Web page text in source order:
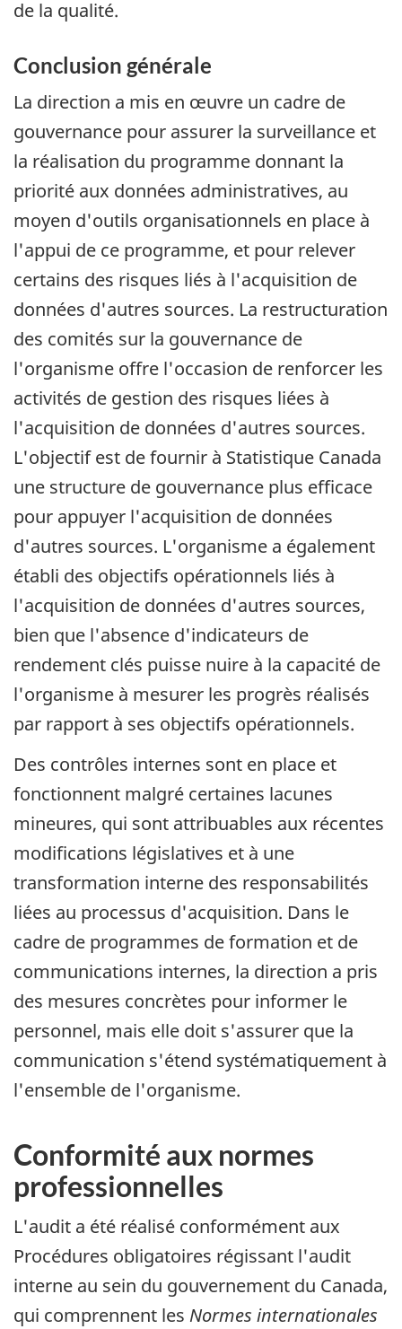
de la qualité.
Conclusion générale
La direction a mis en œuvre un cadre de
gouvernance pour assurer la surveillance et
la réalisation du programme donnant la
priorité aux données administratives, au
moyen d'outils organisationnels en place à
l'appui de ce programme, et pour relever
certains des risques liés à l'acquisition de
données d'autres sources. La restructuration
des comités sur la gouvernance de
l'organisme offre l'occasion de renforcer les
activités de gestion des risques liées à
l'acquisition de données d'autres sources.
L'objectif est de fournir à Statistique Canada
une structure de gouvernance plus efficace
pour appuyer l'acquisition de données
d'autres sources. L'organisme a également
établi des objectifs opérationnels liés à
l'acquisition de données d'autres sources,
bien que l'absence d'indicateurs de
rendement clés puisse nuire à la capacité de
l'organisme à mesurer les progrès réalisés
par rapport à ses objectifs opérationnels.
Des contrôles internes sont en place et
fonctionnent malgré certaines lacunes
mineures, qui sont attribuables aux récentes
modifications législatives et à une
transformation interne des responsabilités
liées au processus d'acquisition. Dans le
cadre de programmes de formation et de
communications internes, la direction a pris
des mesures concrètes pour informer le
personnel, mais elle doit s'assurer que la
communication s'étend systématiquement à
l'ensemble de l'organisme.
Conformité aux normes
professionnelles
L'audit a été réalisé conformément aux
Procédures obligatoires régissant l'audit
interne au sein du gouvernement du Canada,
qui comprennent les Normes internationales